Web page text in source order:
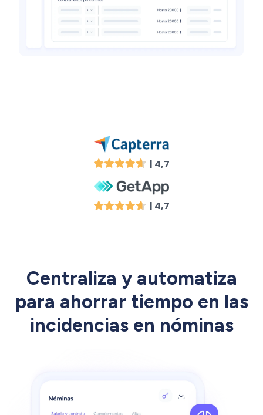
| 4,7
| 4,7
Centraliza y automatiza
para ahorrar tiempo en las
incidencias en nóminas